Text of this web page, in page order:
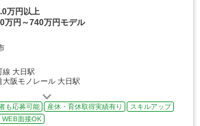
万円以上
万円～740万円モデル
線 大日駅
大阪モノレール 大日駅
も応募可能 産休・育休取得実績有り
スキルアップ
WEB面接OK